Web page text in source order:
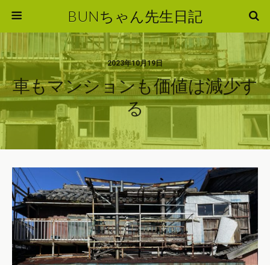
BUNちゃん先生日記
2023年10月19日
車もマンションも価値は減少す
る